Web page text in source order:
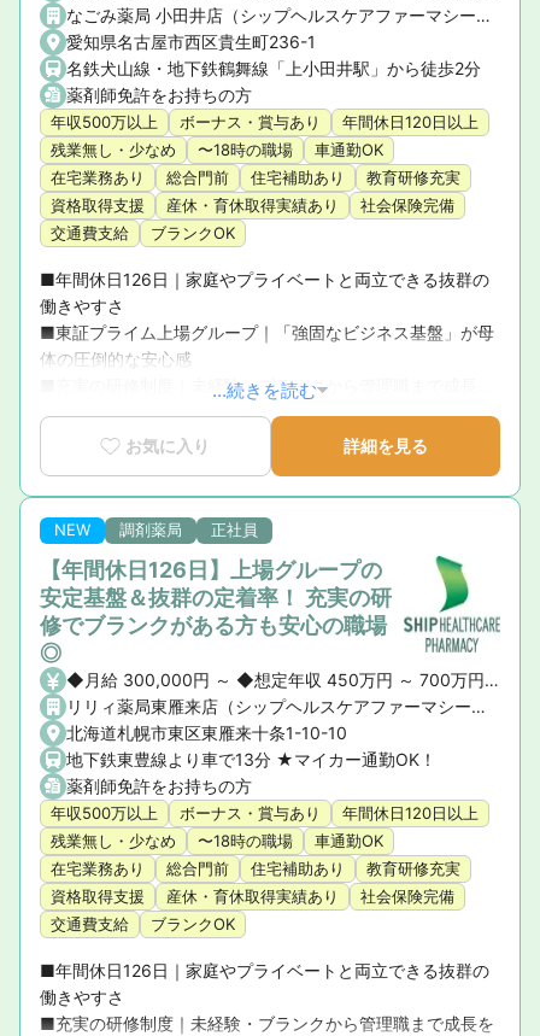
なごみ薬局 小田井店（シップヘルスケアファーマシー株式会社）
愛知県名古屋市西区貴生町236-1
名鉄犬山線・地下鉄鶴舞線「上小田井駅」から徒歩2分
薬剤師免許をお持ちの方
年収500万以上 ボーナス・賞与あり
年間休日120日以上
残業無し・少なめ
〜18時の職場
車通勤OK
在宅業務あり
総合門前 住宅補助あり
教育研修充実
資格取得支援
産休・育休取得実績あり
社会保険完備
交通費支給
ブランクOK
■年間休日126日｜家庭やプライベートと両立できる抜群の
働きやすさ
■東証プライム上場グループ｜「強固なビジネス基盤」が母
体の圧倒的な安心感
■充実の研修制度｜未経験・ブランクから管理職まで成長を
徹底サポート
■育休復帰率100％！｜ライフステージの変化に寄り添う手
厚いサポート体制
■新卒3年定着率95.5％｜「社員が転職活動をしなくていい
環境」を追求した実績
...続きを読む
お気に入り 詳細を見る
NEW 調剤薬局 正社員
【年間休日126日】上場グループの
安定基盤＆抜群の定着率！ 充実の研
修でブランクがある方も安心の職場
◎
◆月給 300,000円 ～ ◆想定年収 450万円 ～ 700万円 ※ご経験や前職の給与を考慮の上、決定いたします。 ◆昇給・賞与 ・昇給： あり ・賞与： あり（年2回）
リリィ薬局東雁来店（シップヘルスケアファーマシー株式会社）
北海道札幌市東区東雁来十条1-10-10
地下鉄東豊線より車で13分 ★マイカー通勤OK！
薬剤師免許をお持ちの方
年収500万以上 ボーナス・賞与あり
年間休日120日以上
残業無し・少なめ
〜18時の職場
車通勤OK
在宅業務あり
総合門前 住宅補助あり
教育研修充実
資格取得支援
産休・育休取得実績あり
社会保険完備
交通費支給
ブランクOK
■年間休日126日｜家庭やプライベートと両立できる抜群の
働きやすさ
■充実の研修制度｜未経験・ブランクから管理職まで成長を